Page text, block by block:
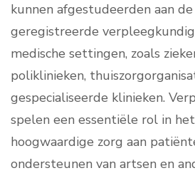
kunnen afgestudeerden aan
geregistreerde
medische settingen, zoals
poliklinieken,
gespecialiseerde klinieken.
spelen een essentiële rol in
hoogwaardige zorg aan
ondersteunen van artsen en